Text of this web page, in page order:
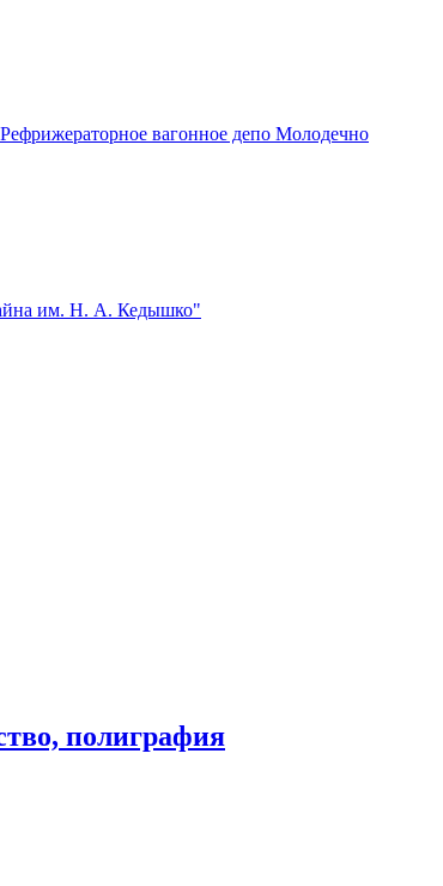
вагонное депо Молодечно
им. Н. А. Кедышко"
полиграфия